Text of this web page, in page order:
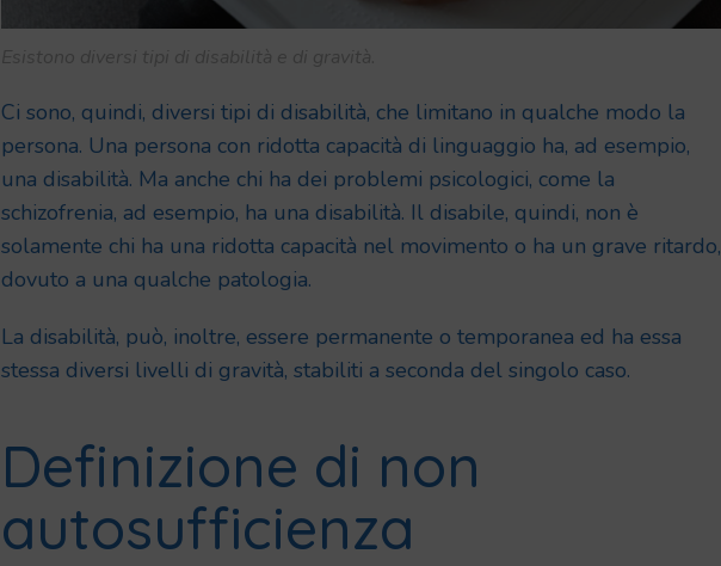
Ci sono, quindi, diversi tipi di disabilità, che limitano in qualche modo la
persona. Una persona con ridotta capacità di linguaggio ha, ad esempio,
una disabilità. Ma anche chi ha dei problemi psicologici, come la
schizofrenia, ad esempio, ha una disabilità. Il disabile, quindi, non è
solamente chi ha una ridotta capacità nel movimento o ha un grave ritardo,
dovuto a una qualche patologia.
La disabilità, può, inoltre, essere permanente o temporanea ed ha essa
stessa diversi livelli di gravità, stabiliti a seconda del singolo caso.
Definizione di non
autosufficienza